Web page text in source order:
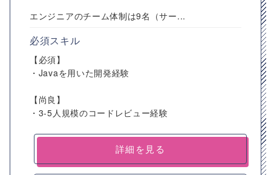
エンジニアのチーム体制は9名（サー...
必須スキル
【必須】
・Javaを用いた開発経験
【尚良】
・3-5人規模のコードレビュー経験
詳細を見る